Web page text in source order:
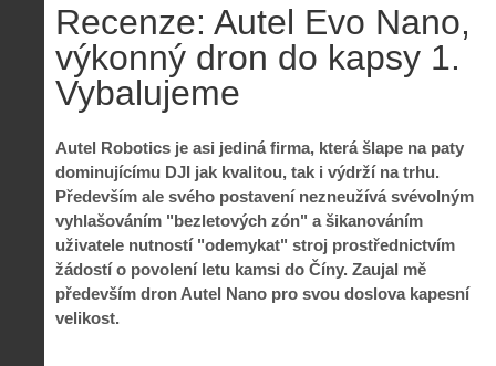
Recenze: Autel Evo Nano,
výkonný dron do kapsy 1.
Vybalujeme
Autel Robotics je asi jediná firma, která šlape na paty
dominujícímu DJI jak kvalitou, tak i výdrží na trhu.
Především ale svého postavení nezneužívá svévolným
vyhlašováním "bezletových zón" a šikanováním
uživatele nutností "odemykat" stroj prostřednictvím
žádostí o povolení letu kamsi do Číny. Zaujal mě
především dron Autel Nano pro svou doslova kapesní
velikost.